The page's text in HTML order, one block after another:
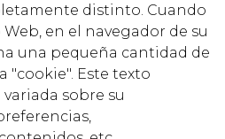
distinto. Cuando
en el navegador de su
una pequeña cantidad de
"cookie". Este texto
sobre su